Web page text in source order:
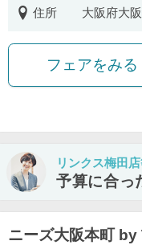
住所
大阪府大
フェアをみる
リンクス梅田
予算に合っ
ニーズ大阪本町